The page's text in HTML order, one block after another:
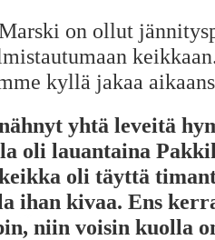
on ollut
kyllä jakaa
yhtä leveitä
oli lauantaina
oli täyttä
ihan kivaa. Ens
niin voisin kuolla